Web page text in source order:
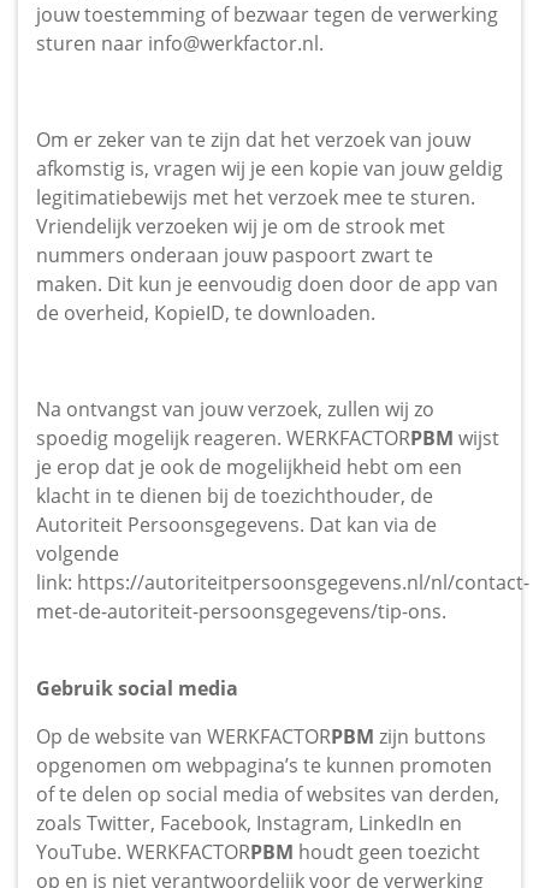
jouw toestemming of bezwaar tegen de verwerking
sturen naar info@werkfactor.nl.
Om er zeker van te zijn dat het verzoek van jouw
afkomstig is, vragen wij je een kopie van jouw geldig
legitimatiebewijs met het verzoek mee te sturen.
Vriendelijk verzoeken wij je om de strook met
nummers onderaan jouw paspoort zwart te
maken. Dit kun je eenvoudig doen door de app van
de overheid, KopieID, te downloaden.
Na ontvangst van jouw verzoek, zullen wij zo
spoedig mogelijk reageren. WERKFACTORPBM wijst
je erop dat je ook de mogelijkheid hebt om een
klacht in te dienen bij de toezichthouder, de
Autoriteit Persoonsgegevens. Dat kan via de
volgende
link: https://autoriteitpersoonsgegevens.nl/nl/contact-
met-de-autoriteit-persoonsgegevens/tip-ons.
Gebruik social media
Op de website van WERKFACTORPBM zijn buttons
opgenomen om webpagina’s te kunnen promoten
of te delen op social media of websites van derden,
zoals Twitter, Facebook, Instagram, LinkedIn en
YouTube. WERKFACTORPBM houdt geen toezicht
op en is niet verantwoordelijk voor de verwerking